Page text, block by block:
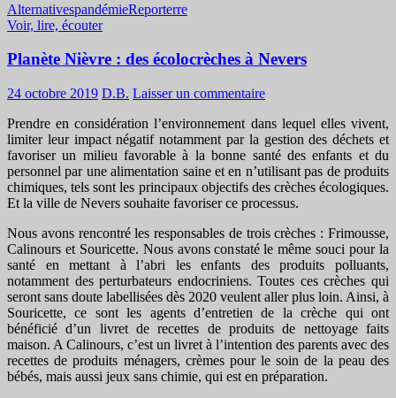
AlternativespandémieReporterre
Voir, lire, écouter
Planète Nièvre : des écolocrèches à Nevers
24 octobre 2019 D.B. Laisser un commentaire
Prendre en considération l’environnement dans lequel elles vivent,
limiter leur impact négatif notamment par la gestion des déchets et
favoriser un milieu favorable à la bonne santé des enfants et du
personnel par une alimentation saine et en n’utilisant pas de produits
chimiques, tels sont les principaux objectifs des crèches écologiques.
Et la ville de Nevers souhaite favoriser ce processus.
Nous avons rencontré les responsables de trois crèches : Frimousse,
Calinours et Souricette. Nous avons constaté le même souci pour la
santé en mettant à l’abri les enfants des produits polluants,
notamment des perturbateurs endocriniens. Toutes ces crèches qui
seront sans doute labellisées dès 2020 veulent aller plus loin. Ainsi, à
Souricette, ce sont les agents d’entretien de la crèche qui ont
bénéficié d’un livret de recettes de produits de nettoyage faits
maison. A Calinours, c’est un livret à l’intention des parents avec des
recettes de produits ménagers, crèmes pour le soin de la peau des
bébés, mais aussi jeux sans chimie, qui est en préparation.